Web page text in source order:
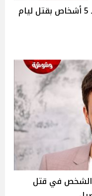
رسمياً.. الشرطة توجه اتهامات لـ 5 أشخاص بقتل ليام
الشخص في قتل